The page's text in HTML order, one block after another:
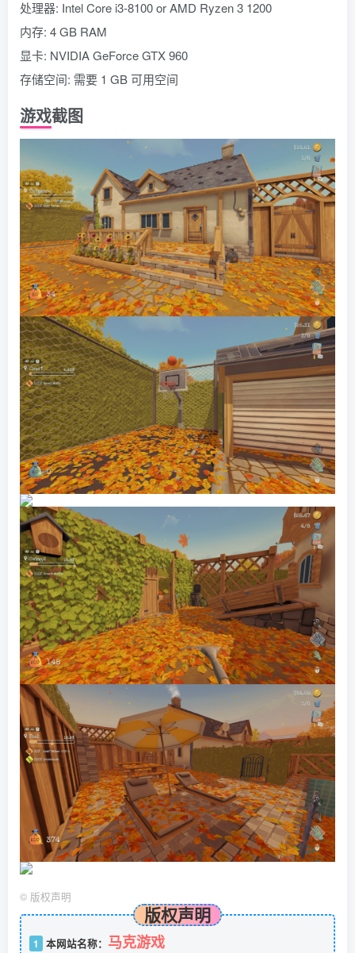
处理器: Intel Core i3-8100 or AMD Ryzen 3 1200
内存: 4 GB RAM
显卡: NVIDIA GeForce GTX 960
存储空间: 需要 1 GB 可用空间
游戏截图
© 版权声明
版权声明
1 本网站名称： 马克游戏